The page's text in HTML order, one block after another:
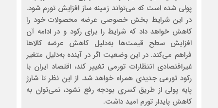
پولی شده است که می‌تواند زمینه ساز افزایش تورم شود.
در این شرایط بخش خصوصی عرضه محصولات خود را
کاهش خواهد داد که شرایط را برای رکود و در ادامه آن
افزایش سطح قیمت‌ها به‌دلیل کاهش عرضه کالاها
فراهم می‌کند. در این وضعیت اگر در آینده به‌دلیل متغیر
غیراقتصادی انتظارات تورمی تغییر کند، اقتصاد ایران با
رکود تورمی جدیدی همراه خواهد شد. از این نظر تا شارژ
پایه پولی از طریق کسری بودجه رفع نشود، نمی‌توان به
کاهش پایدار تورم امید داشت.